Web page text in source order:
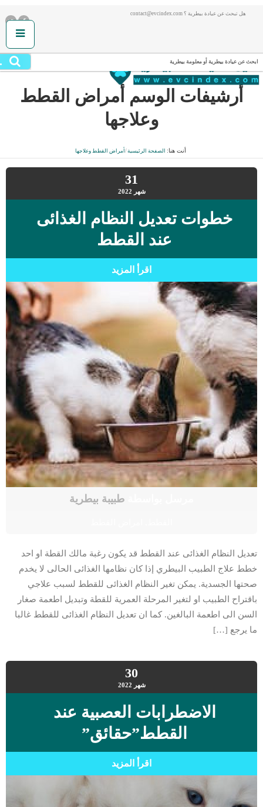
هل تبحث عن عيادة بيطرية ؟ contact@evcindex.com
ابحث عن عيادة بيطرية أو معلومة بيطرية
أرشيفات الوسم أمراض القطط
وعلاجها
أنت هنا: الصفحة الرئيسية/أمراض القطط وعلاجها
31
شهر 2022
خطوات تعديل النظام الغذائى
عند القطط
اقرأ المزيد
طبيبة بيطرية
تعديل النظام الغذائى عند القطط قد يكون رغبة مالك القطة او احد
خطط علاج الطبيب البيطري إذا كان نظامها الغذائى الحالى لا يخدم
صحتها الجسدية. يمكن تغير النظام الغذائى للقطط لسبب علاجي
باقتراح الطبيب او لتغير المرحلة العمرية للقطة وتبديل اطعمة صغار
السن الى اطعمة البالغين. كما ان تعديل النظام الغذائى للقطط غالبا
ما يرجع […]
30
شهر 2022
الاضطرابات العصبية عند
القطط”حقائق”
اقرأ المزيد